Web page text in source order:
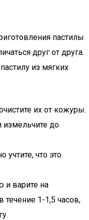
пастилы
друг от друга.
из мягких
их от кожуры.
измельчите до
учтите, что это
и варите на
1-1,5 часов,